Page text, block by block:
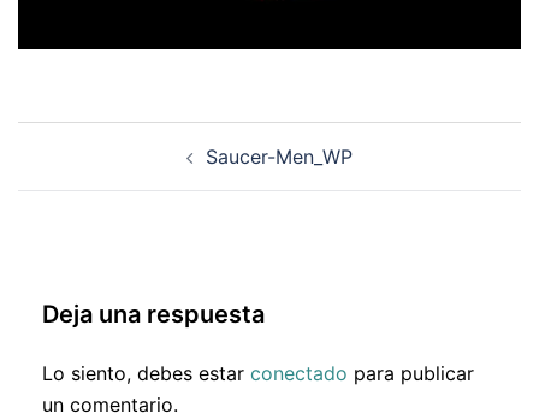
Saucer-Men_WP
Deja una respuesta
Lo siento, debes estar conectado para publicar
un comentario.